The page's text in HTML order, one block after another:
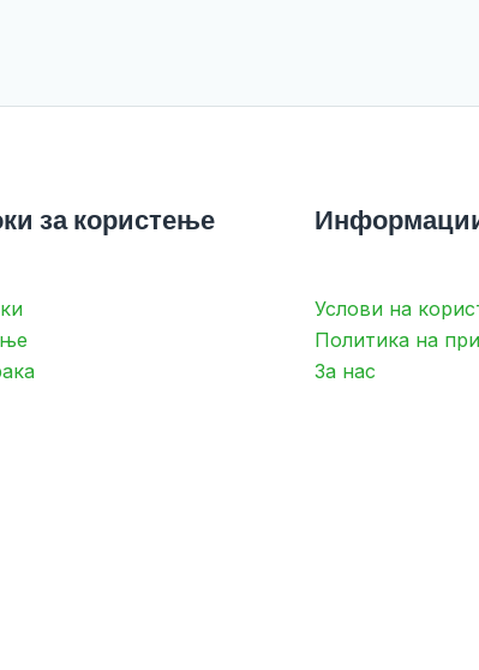
за користење
Услови на
Политика на
За нас